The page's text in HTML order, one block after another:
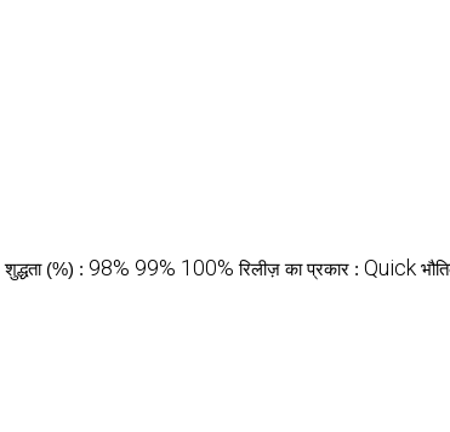
शुद्धता (%) : 98% 99% 100% रिलीज़ का प्रकार : Quick